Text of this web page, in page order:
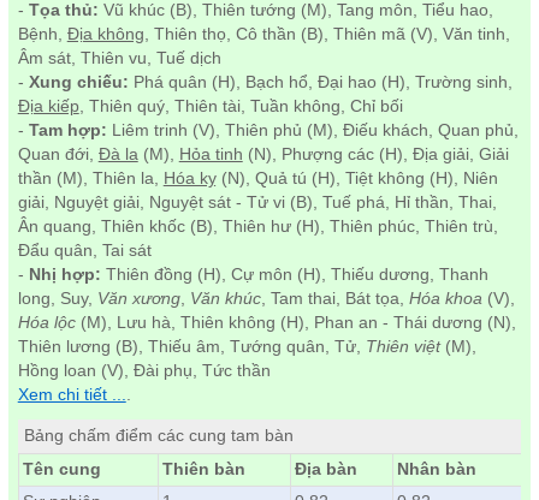
- Tọa thủ: Vũ khúc (B), Thiên tướng (M), Tang môn, Tiểu hao,
Bệnh, Địa không, Thiên thọ, Cô thần (B), Thiên mã (V), Văn tinh,
Âm sát, Thiên vu, Tuế dịch
- Xung chiếu: Phá quân (H), Bạch hổ, Đại hao (H), Trường sinh,
Địa kiếp, Thiên quý, Thiên tài, Tuần không, Chỉ bối
- Tam hợp: Liêm trinh (V), Thiên phủ (M), Điếu khách, Quan phủ,
Quan đới, Đà la(M), Hỏa tinh (N), Phượng các (H), Địa giải, Giải
thần (M), Thiên la, Hóa kỵ(N), Quả tú (H), Tiệt không (H), Niên
giải, Nguyệt giải, Nguyệt sát - Tử vi (B), Tuế phá, Hỉ thần, Thai,
Ân quang, Thiên khốc (B), Thiên hư (H), Thiên phúc, Thiên trù,
Đẩu quân, Tai sát
- Nhị hợp: Thiên đồng (H), Cự môn (H), Thiếu dương, Thanh
long, Suy, Văn xương, Văn khúc, Tam thai, Bát tọa, Hóa khoa(V),
Hóa lộc(M), Lưu hà, Thiên không (H), Phan an - Thái dương (N),
Thiên lương (B), Thiếu âm, Tướng quân, Tử, Thiên việt(M),
Hồng loan (V), Đài phụ, Tức thần
Xem chi tiết ....
Bảng chấm điểm các cung tam bàn
Tên cung
Thiên bàn Địa bàn
Nhân bàn